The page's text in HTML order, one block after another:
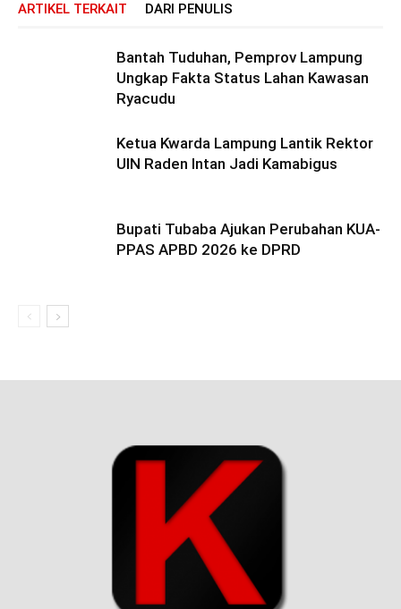
ARTIKEL TERKAIT DARI PENULIS
Bantah Tuduhan, Pemprov Lampung
Ungkap Fakta Status Lahan Kawasan
Ryacudu
Ketua Kwarda Lampung Lantik Rektor
UIN Raden Intan Jadi Kamabigus
Bupati Tubaba Ajukan Perubahan KUA-
PPAS APBD 2026 ke DPRD